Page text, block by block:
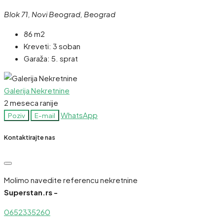
Blok 71, Novi Beograd, Beograd
86 m2
Kreveti: 3 soban
Garaža: 5. sprat
Galerija Nekretnine
2 meseca ranije
Poziv E-mail WhatsApp
Kontaktirajte nas
Molimo navedite referencu nekretnine
Superstan.rs -
0652335260